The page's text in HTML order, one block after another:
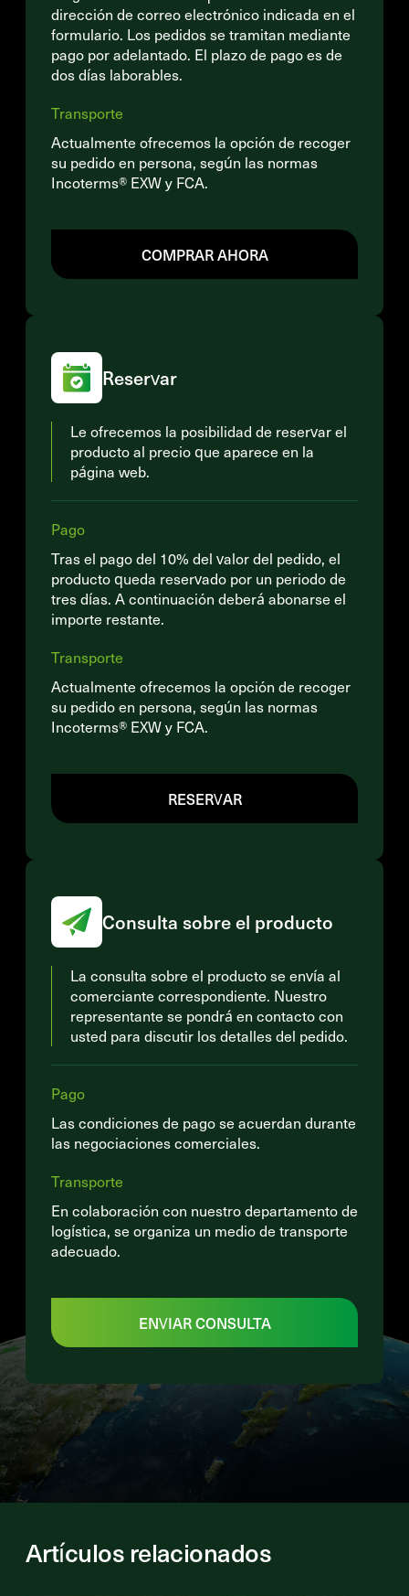
dirección de correo electrónico indicada en el
formulario. Los pedidos se tramitan mediante
pago por adelantado. El plazo de pago es de
dos días laborables.
Transporte
Actualmente ofrecemos la opción de recoger
su pedido en persona, según las normas
Incoterms® EXW y FCA.
COMPRAR AHORA
Reservar
Le ofrecemos la posibilidad de reservar el
producto al precio que aparece en la
página web.
Pago
Tras el pago del 10% del valor del pedido, el
producto queda reservado por un periodo de
tres días. A continuación deberá abonarse el
importe restante.
Transporte
Actualmente ofrecemos la opción de recoger
su pedido en persona, según las normas
Incoterms® EXW y FCA.
RESERVAR
Consulta sobre el producto
La consulta sobre el producto se envía al
comerciante correspondiente. Nuestro
representante se pondrá en contacto con
usted para discutir los detalles del pedido.
Pago
Las condiciones de pago se acuerdan durante
las negociaciones comerciales.
Transporte
En colaboración con nuestro departamento de
logística, se organiza un medio de transporte
adecuado.
ENVIAR CONSULTA
Artículos relacionados